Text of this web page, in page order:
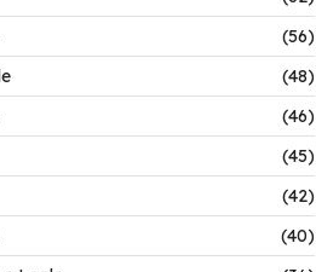
(56)
(48)
(46)
(45)
(42)
(40)